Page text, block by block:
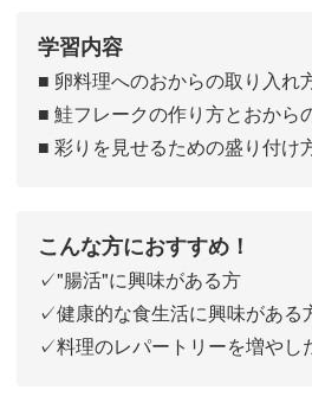
学習内容
■ 卵料理へのおからの取り入れ
■ 鮭フレークの作り方とおから
■ 彩りを見せるための盛り付け
こんな方におすすめ！
✓"腸活"に興味がある方
✓健康的な食生活に興味がある
✓料理のレパートリーを増やし